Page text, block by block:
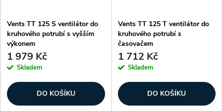
Vents TT 125 S ventilátor do
kruhového potrubí s vyšším
výkonem
1 979 Kč
Skladem
DO KOŠÍKU
Vents TT 125 T ventilátor do
kruhového potrubí s
časovačem
1 712 Kč
Skladem
DO KOŠÍKU